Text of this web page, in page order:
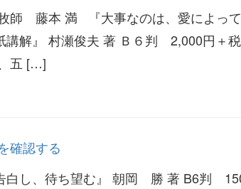
牧師 藤本 満 『大事なのは、愛によっ
講解』 村瀬俊夫 著 Ｂ６判 2,000円＋
五 […]
確認する
白し、待ち望む』 朝岡 勝 著 B6判